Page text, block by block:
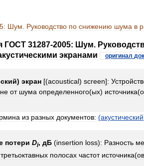
Шум Руководство по снижению шума в
ГОСТ 31287-2005: Шум.
экранами оригинал
) экран [(acoustical) screen]:
от шума определенного(ых) источника(
из разных документов: (акустический
потери Di, дБ (insertion loss): Разность
третьоктавных полосах частот источника(ов